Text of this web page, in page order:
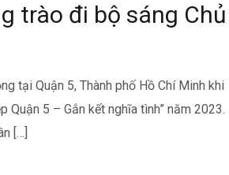
trào đi bộ sáng Chủ
tại Quận 5, Thành phố Hồ Chí Minh khi
Quận 5 – Gắn kết nghĩa tình” năm 2023.
[…]